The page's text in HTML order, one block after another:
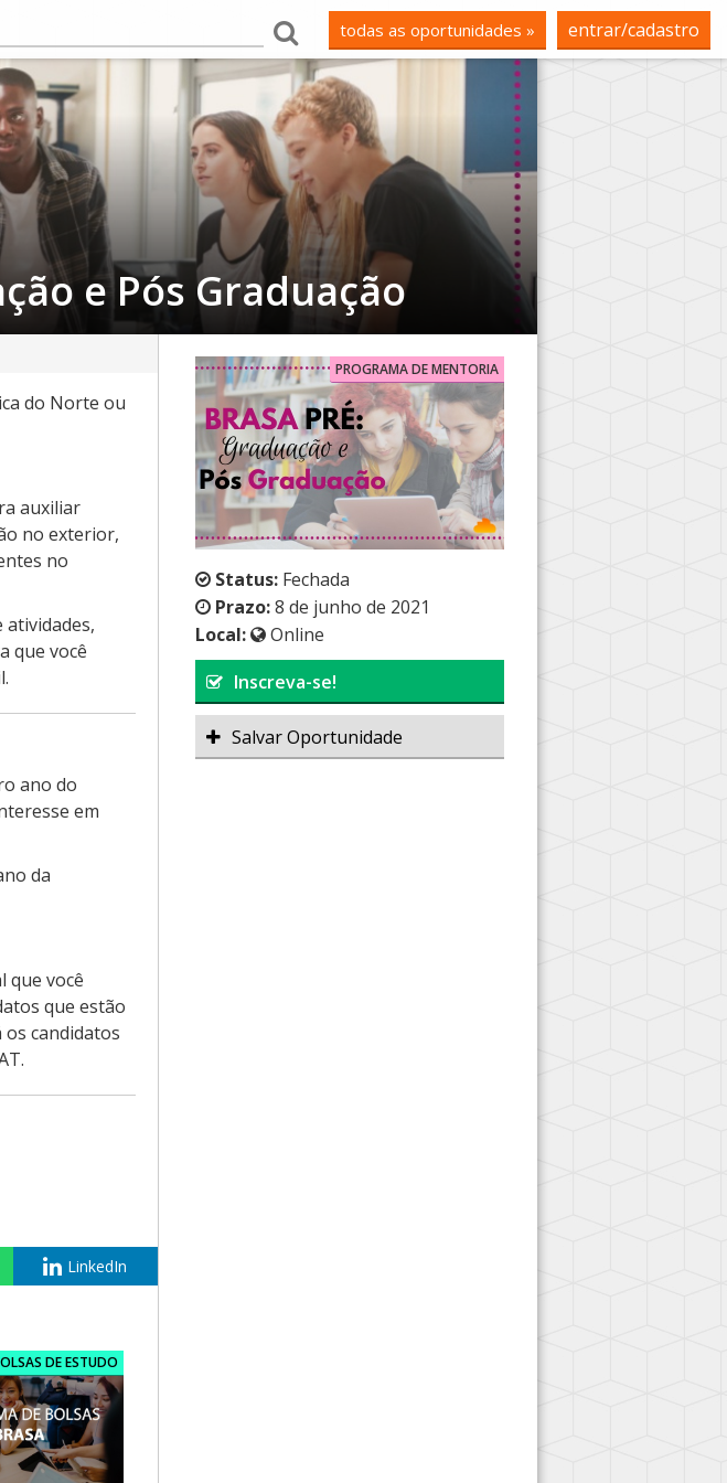
todas as oportunidades » entrar/cadastro
e Pós Graduação
PROGRAMA DE MENTORIA
Status:Fechada
Prazo:8 de junho de 2021
Local:
Online
Inscreva-se!
Salvar Oportunidade
do Norte ou
auxiliar
no exterior,
no
que você
ano do
em
da
que você
que estão
candidatos
LinkedIn
DE ESTUDO